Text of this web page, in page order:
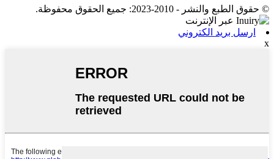
© حقوق الطبع والنشر - 2010-2023: جميع الحقوق محفوظة.
ارسل بريد الكتروني
x